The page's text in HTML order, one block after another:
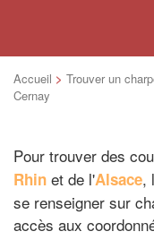
Accueil > Trouver un
Cernay
Pour trouver des
Rhin et de l'Alsace,
se renseigner sur
accès aux